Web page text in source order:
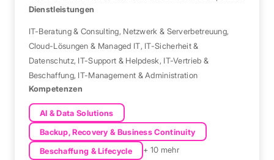
als IT-Partner.
Dienstleistungen
IT-Beratung & Consulting, Netzwerk & Serverbetreuung,
Cloud-Lösungen & Managed IT, IT-Sicherheit &
Datenschutz, IT-Support & Helpdesk, IT-Vertrieb &
Beschaffung, IT-Management & Administration
Kompetenzen
AI & Data Solutions
Backup, Recovery & Business Continuity
Beschaffung & Lifecycle
+ 10 mehr